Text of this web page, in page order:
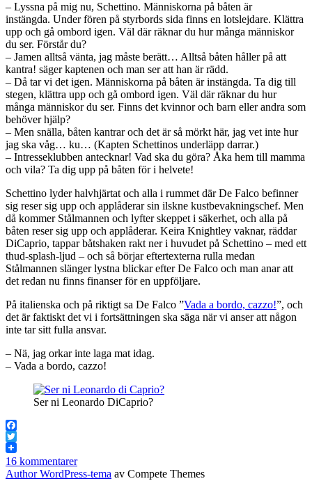
– Lyssna på mig nu, Schettino. Människorna på båten är
instängda. Under fören på styrbords sida finns en lotslejdare. Klättra
upp och gå ombord igen. Väl där räknar du hur många människor
du ser. Förstår du?
– Jamen alltså vänta, jag måste berätt… Alltså båten håller på att
kantra! säger kaptenen och man ser att han är rädd.
– Då tar vi det igen. Människorna på båten är instängda. Ta dig till
stegen, klättra upp och gå ombord igen. Väl där räknar du hur
många människor du ser. Finns det kvinnor och barn eller andra som
behöver hjälp?
– Men snälla, båten kantrar och det är så mörkt här, jag vet inte hur
jag ska våg… ku… (Kapten Schettinos underläpp darrar.)
– Intresseklubben antecknar! Vad ska du göra? Åka hem till mamma
och vila? Ta dig upp på båten för i helvete!
Schettino lyder halvhjärtat och alla i rummet där De Falco befinner
sig reser sig upp och applåderar sin ilskne kustbevakningschef. Men
då kommer Stålmannen och lyfter skeppet i säkerhet, och alla på
båten reser sig upp och applåderar. Keira Knightley vaknar, räddar
DiCaprio, tappar båtshaken rakt ner i huvudet på Schettino – med ett
thud-splash-ljud – och så börjar eftertexterna rulla medan
Stålmannen slänger lystna blickar efter De Falco och man anar att
det redan nu finns finanser för en uppföljare.
På italienska och på riktigt sa De Falco ”Vada a bordo, cazzo!”, och
det är faktiskt det vi i fortsättningen ska säga när vi anser att någon
inte tar sitt fulla ansvar.
– Nä, jag orkar inte laga mat idag.
– Vada a bordo, cazzo!
Ser ni Leonardo DiCaprio?
Facebook
Twitter
16 kommentarer
Author WordPress-tema av Compete Themes